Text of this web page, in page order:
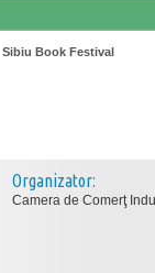
Sibiu Book Festival
Organizator:
Camera de Comerţ